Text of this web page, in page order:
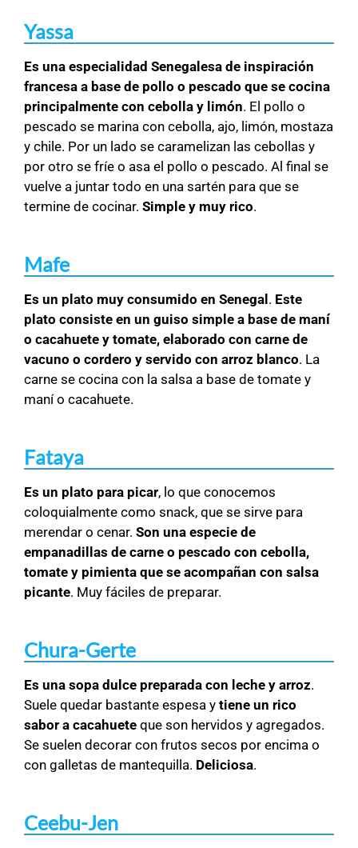
Yassa
Es una especialidad Senegalesa de inspiración
francesa a base de pollo o pescado que se cocina
principalmente con cebolla y limón. El pollo o
pescado se marina con cebolla, ajo, limón, mostaza
y chile. Por un lado se caramelizan las cebollas y
por otro se fríe o asa el pollo o pescado. Al final se
vuelve a juntar todo en una sartén para que se
termine de cocinar. Simple y muy rico.
Mafe
Es un plato muy consumido en Senegal . Este
plato consiste en un guiso simple a base de maní
o cacahuete y tomate, elaborado con carne de
vacuno o cordero y servido con arroz blanco. La
carne se cocina con la salsa a base de tomate y
maní o cacahuete.
Fataya
Es un plato para picar, lo que conocemos
coloquialmente como snack, que se sirve para
merendar o cenar. Son una especie de
empanadillas de carne o pescado con cebolla,
tomate y pimienta que se acompañan con salsa
picante. Muy fáciles de preparar.
Chura-Gerte
Es una sopa dulce preparada con leche y arroz.
Suele quedar bastante espesa y tiene un rico
sabor a cacahuete que son hervidos y agregados.
Se suelen decorar con frutos secos por encima o
con galletas de mantequilla. Deliciosa.
Ceebu-Jen